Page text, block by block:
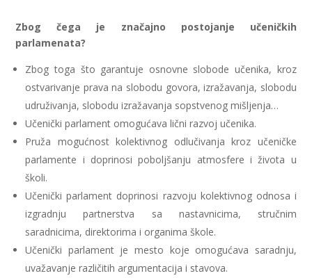
Zbog čega je značajno postojanje učeničkih
parlamenata?
Zbog toga što garantuje osnovne slobode učenika, kroz
ostvarivanje prava na slobodu govora, izražavanja, slobodu
udruživanja, slobodu izražavanja sopstvenog mišljenja…
Učenički parlament omogućava lični razvoj učenika.
Pruža mogućnost kolektivnog odlučivanja kroz učeničke
parlamente i doprinosi poboljšanju atmosfere i života u
školi.
Učenički parlament doprinosi razvoju kolektivnog odnosa i
izgradnju partnerstva sa nastavnicima, stručnim
saradnicima, direktorima i organima škole.
Učenički parlament je mesto koje omogućava saradnju,
uvažavanje različitih argumentacija i stavova.